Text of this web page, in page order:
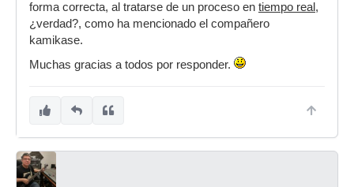
forma correcta, al tratarse de un proceso en tiempo real ,
¿verdad?, como ha mencionado el compañero
kamikase.
Muchas gracias a todos por responder.